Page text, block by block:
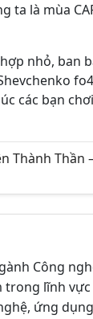
ta là mùa
nhỏ, ban
các bạn
Thành Thần
Công
trong lĩnh
ứng